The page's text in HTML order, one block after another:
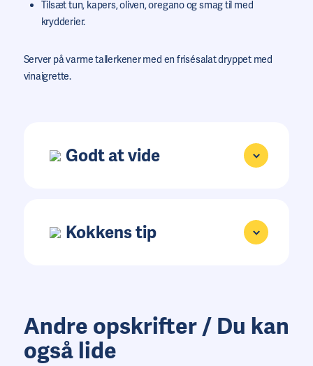
Tilsæt tun, kapers, oliven, oregano og smag til med
krydderier.
Server på varme tallerkener med en frisésalat dryppet med
vinaigrette.
Godt at vide
Kokkens tip
Andre opskrifter / Du kan
også lide